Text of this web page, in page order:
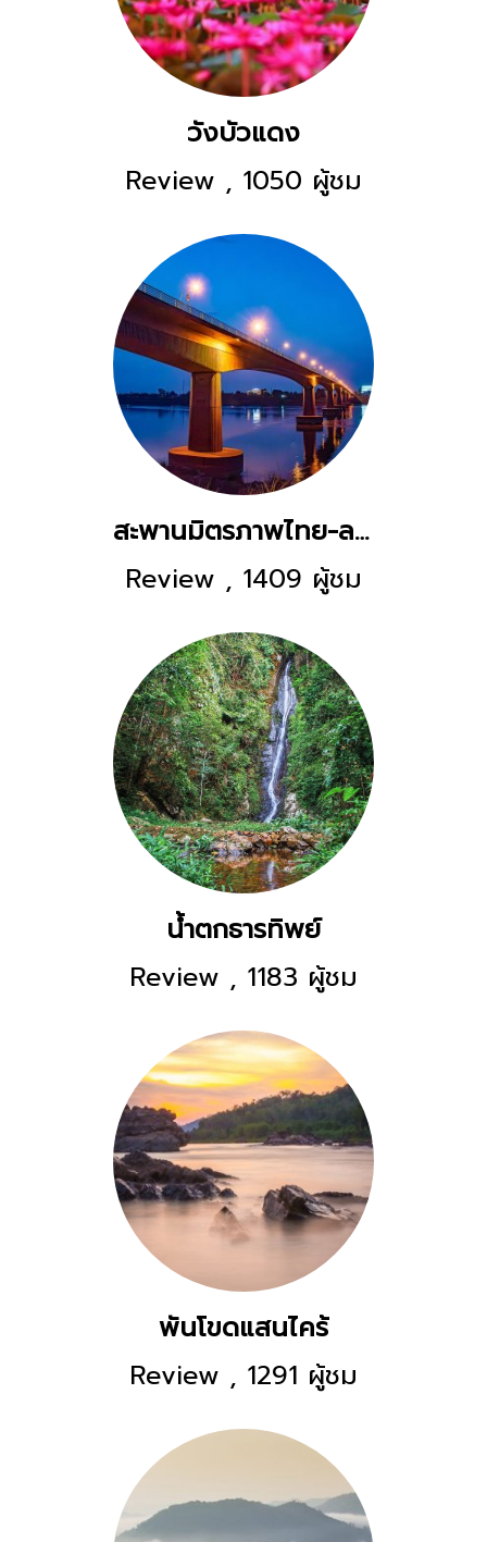
วังบัวแดง
Review , 1050 ผู้ชม
สะพานมิตรภาพไทย-ลาว แห่งที่ 1
Review , 1409 ผู้ชม
น้ำตกธารทิพย์
Review , 1183 ผู้ชม
พันโขดแสนไคร้
Review , 1291 ผู้ชม